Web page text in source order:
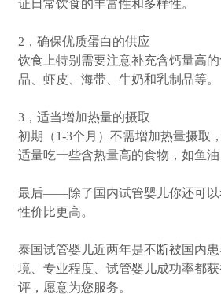
证日常饮食的丰富性和多样性。
2，确保优质蛋白的供应
饮食上特别需要注意补充含钙量高
品、虾皮、海带、牛奶和乳制品等。
3，适当增加热量的摄取
初期（1-3个月）不需增加热量摄取
适量吃一些含热量高的食物，如鱼油
最后——除了国内试管婴儿你还可以
性价比更高。
泰国试管婴儿近两年是不断被国内
境、专业程度、试管婴儿成功率都
评，愿意为您服务。